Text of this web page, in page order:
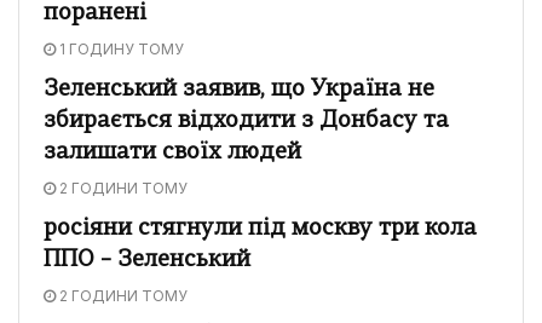
поранені
1 ГОДИНУ ТОМУ
Зеленський заявив, що Україна не
збирається відходити з Донбасу та
залишати своїх людей
2 ГОДИНИ ТОМУ
росіяни стягнули під москву три кола
ППО – Зеленський
2 ГОДИНИ ТОМУ